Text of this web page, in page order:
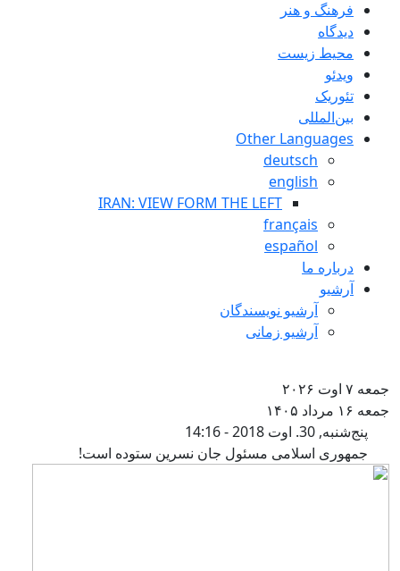
فرهنگ و هنر
دیدگاه
محیط زیست
ویدئو
تئوریک
بین‌المللی
Other Languages
deutsch
english
IRAN: VIEW FORM THE LEFT
français
español
درباره ما
آرشیو
آرشیو نویسندگان
آرشیو زمانی
۷ اوت ۲۰۲۶
۱۶ مرداد ۱۴۰۵
جمهوری اسلامی مسئول جان
پنج‌شنبه, 30. اوت 2018 - 14:16
جمهوری اسلامی مسئول جان نسرین ستوده است!